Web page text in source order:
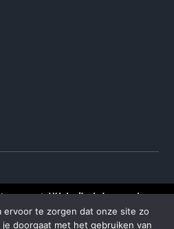
|Website laten maken
ervoor te zorgen dat onze site zo
doorgaat met het gebruiken van